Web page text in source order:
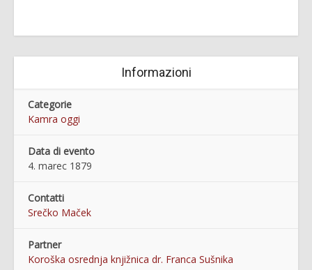
Informazioni
Categorie
Kamra oggi
Data di evento
4. marec 1879
Contatti
Srečko Maček
Partner
Koroška osrednja knjižnica dr. Franca Sušnika